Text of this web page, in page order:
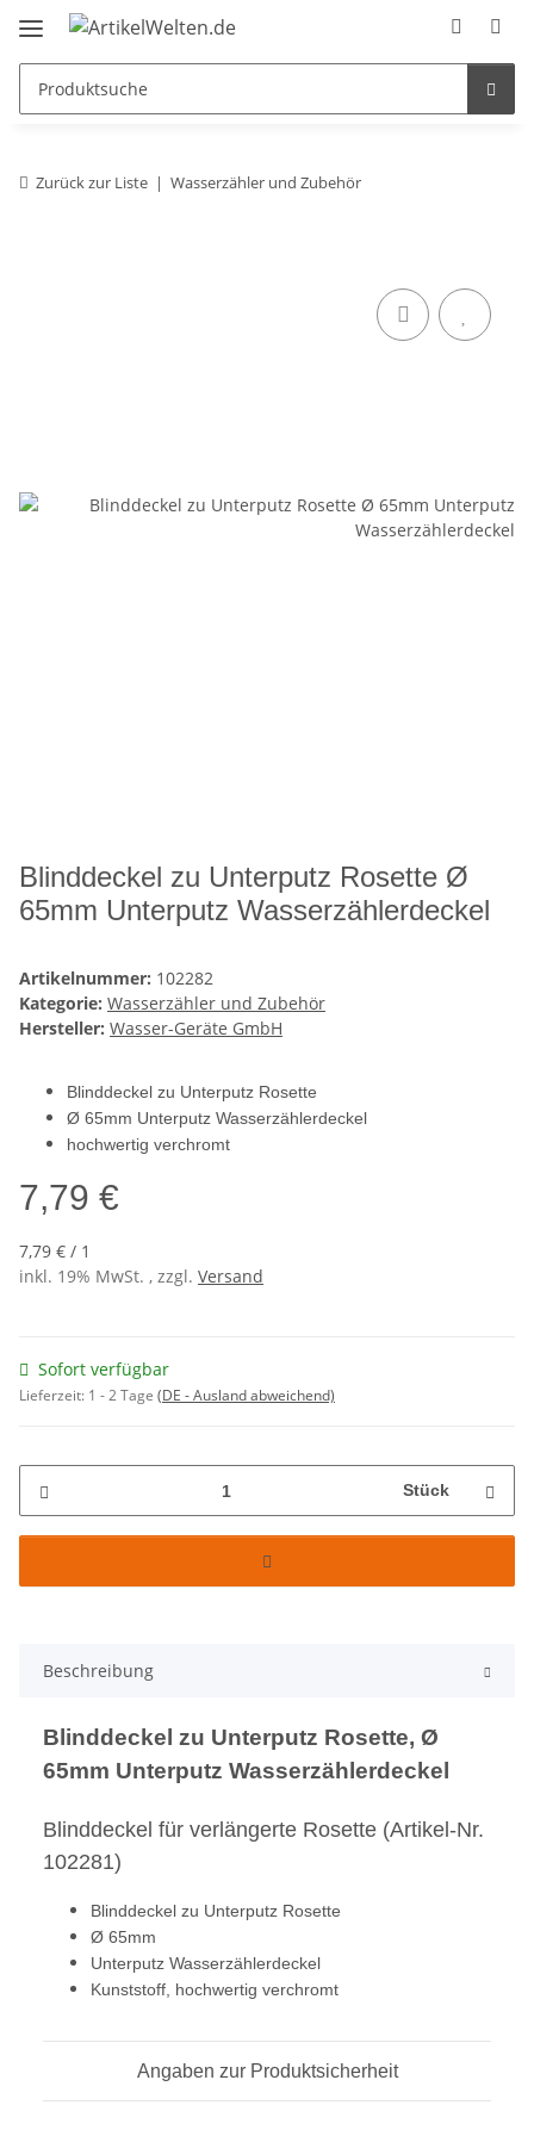
Zurück zur Liste Wasserzähler und Zubehör
Blinddeckel zu Unterputz Rosette Ø
65mm Unterputz Wasserzählerdeckel
Artikelnummer: 102282
Kategorie: Wasserzähler und Zubehör
Hersteller: Wasser-Geräte GmbH
Blinddeckel zu Unterputz Rosette
Ø 65mm Unterputz Wasserzählerdeckel
hochwertig verchromt
7,79 €
7,79 € / 1
inkl. 19% MwSt. , zzgl. Versand
Sofort verfügbar
Lieferzeit: 1 - 2 Tage (DE - Ausland abweichend)
Stück
Beschreibung
Blinddeckel zu Unterputz Rosette, Ø
65mm Unterputz Wasserzählerdeckel
Blinddeckel für verlängerte Rosette (Artikel-Nr.
102281)
Blinddeckel zu Unterputz Rosette
Ø 65mm
Unterputz Wasserzählerdeckel
Kunststoff, hochwertig verchromt
Angaben zur Produktsicherheit